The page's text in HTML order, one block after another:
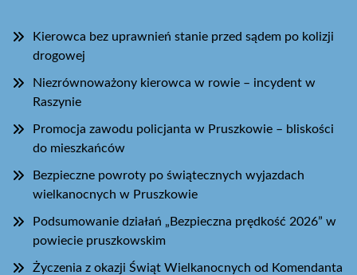
Kierowca bez uprawnień stanie przed sądem po kolizji
drogowej
Niezrównoważony kierowca w rowie – incydent w
Raszynie
Promocja zawodu policjanta w Pruszkowie – bliskości
do mieszkańców
Bezpieczne powroty po świątecznych wyjazdach
wielkanocnych w Pruszkowie
Podsumowanie działań „Bezpieczna prędkość 2026” w
powiecie pruszkowskim
Życzenia z okazji Świąt Wielkanocnych od Komendanta